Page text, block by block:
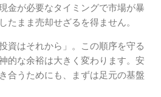
金が必要なタイミングで市場が暴
たまま売却せざるを得ません。
資はそれから」。この順序を守る
的な余裕は大きく変わります。安
合うためにも、まずは足元の基盤